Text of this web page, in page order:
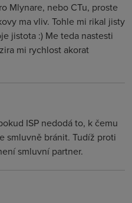
Mlynare, nebo CTu, proste
ma vliv. Tohle mi rikal jisty
jistota :) Me teda nastesti
mi rychlost akorat
ISP nedodá to, k čemu
smluvně bránit. Tudíž proti
smluvní partner.